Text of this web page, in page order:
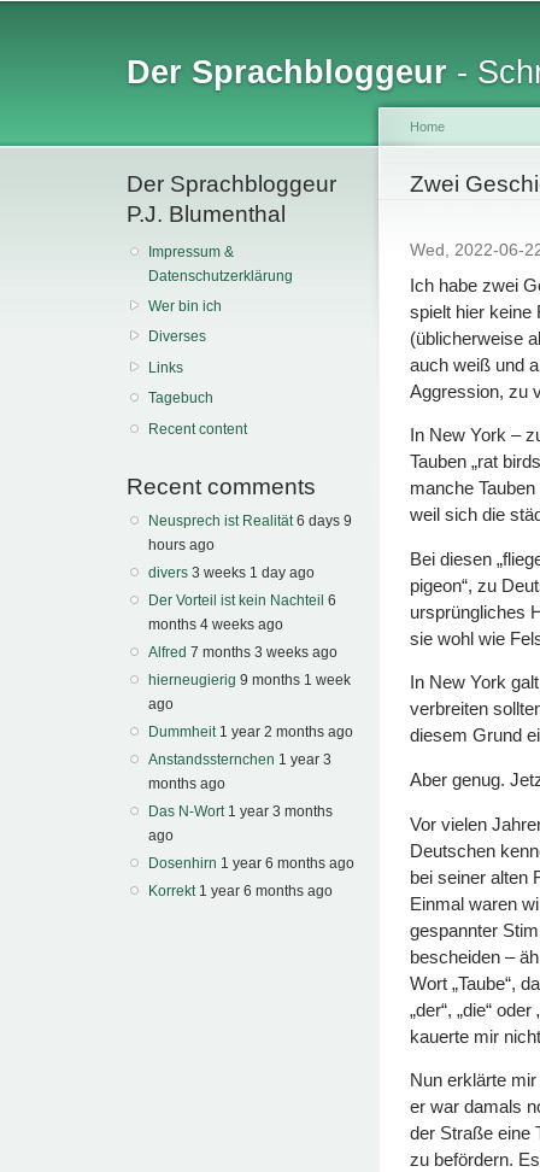
Der Sprachbloggeur -
Der Sprachbloggeur
P.J. Blumenthal
Impressum &
Datenschutzerklärung
Wer bin ich
Diverses
Links
Tagebuch
Recent content
Recent comments
Neusprech ist Realität 6 days 9
hours ago
divers 3 weeks 1 day ago
Der Vorteil ist kein Nachteil 6
months 4 weeks ago
Alfred 7 months 3 weeks ago
hierneugierig 9 months 1 week
ago
Dummheit 1 year 2 months ago
Anstandssternchen 1 year 3
months ago
Das N-Wort 1 year 3 months
ago
Dosenhirn 1 year 6 months ago
Korrekt 1 year 6 months ago
You are
Home
Zwei
Wed, 2022-06-
Ich habe zwei
spielt hier keine
(üblicherweise
auch weiß und
Aggression, zu
In New York –
Tauben „rat
manche
weil sich die
Bei diesen
pigeon“, zu
ursprüngliches
sie wohl wie
In New York
verbreiten
diesem Grund
Aber genug.
Vor vielen
Deutschen
bei seiner alten
Einmal waren
gespannter
bescheiden –
Wort „Taube“,
„der“, „die“
kauerte mir
Nun erklärte
er war damals
der Straße eine
zu befördern.